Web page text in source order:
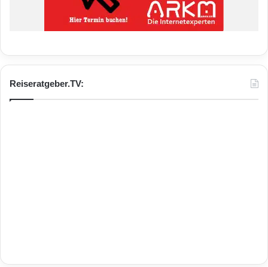
Reiseratgeber.TV: